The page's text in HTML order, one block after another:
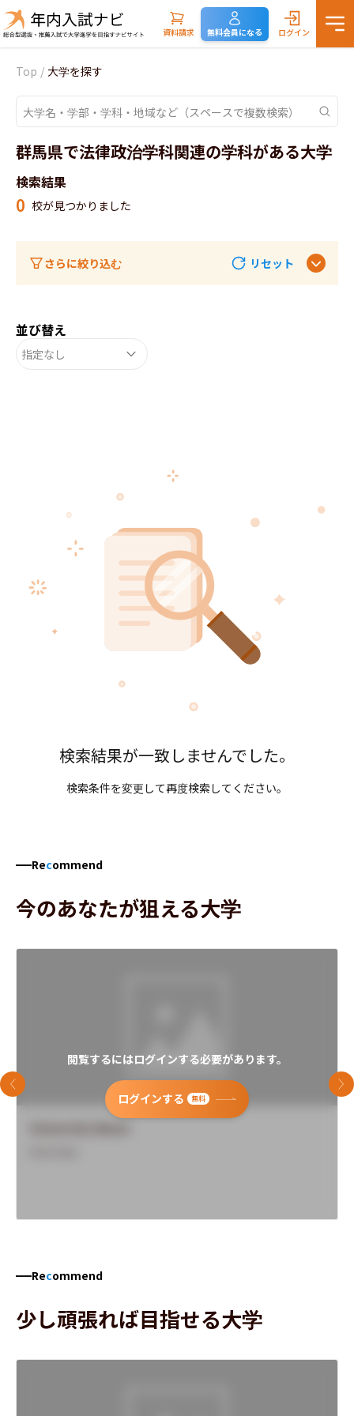
資料請求 無料会員になる ログイン
Top / 大学を探す
群馬県で法律政治学科関連の学科がある大学
検索結果
0 校が見つかりました
さらに絞り込む リセット
並び替え
指定なし
検索結果が一致しませんでした。
検索条件を変更して再度検索してください。
Recommend
今のあなたが狙える大学
閲覧するにはログインする必要があります。
ログインする 無料
前のスライド 次
Recommend
少し頑張れば目指せる大学